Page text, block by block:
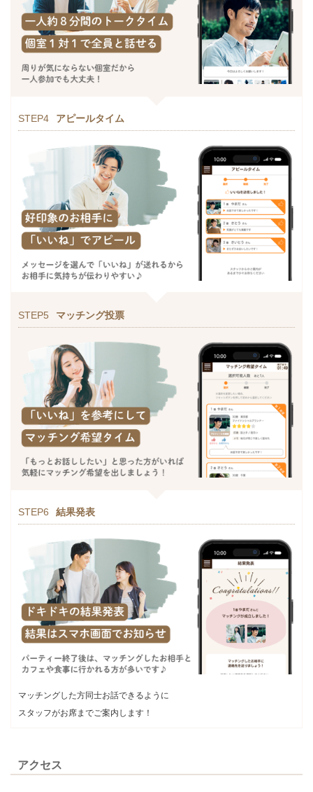
STEP4 アピールタイム
STEP5 マッチング投票
STEP6 結果発表
マッチングした方同士お話できるように
スタッフがお席までご案内します！
アクセス